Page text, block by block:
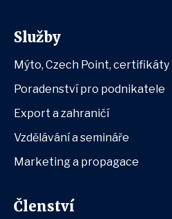
Služby
Mýto, Czech Point, certifikáty
Poradenství pro podnikatele
Export a zahraničí
Vzdělávání a semináře
Marketing a propagace
Členství